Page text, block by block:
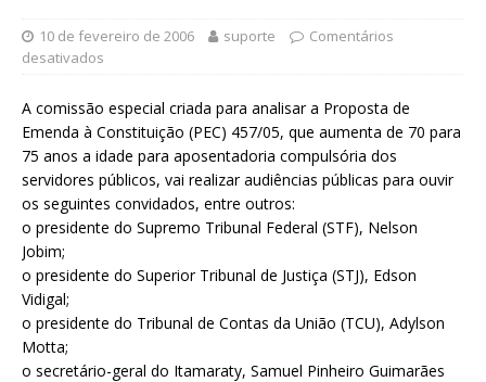
10 de fevereiro de 2006 suporte
Comentários
desativados
A comissão especial criada para analisar a Proposta de
Emenda à Constituição (PEC) 457/05, que aumenta de 70 para
75 anos a idade para aposentadoria compulsória dos
servidores públicos, vai realizar audiências públicas para ouvir
os seguintes convidados, entre outros:
o presidente do Supremo Tribunal Federal (STF), Nelson
Jobim;
o presidente do Superior Tribunal de Justiça (STJ), Edson
Vidigal;
o presidente do Tribunal de Contas da União (TCU), Adylson
Motta;
o secretário-geral do Itamaraty, Samuel Pinheiro Guimarães